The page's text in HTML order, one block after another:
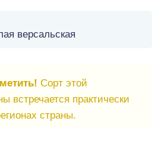
версальская
Сорт этой
встречается практически
страны.